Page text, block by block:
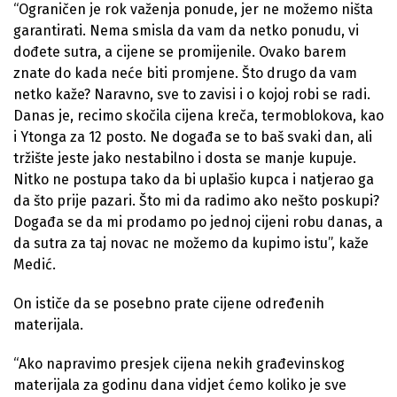
“Ograničen je rok važenja ponude, jer ne možemo ništa
garantirati. Nema smisla da vam da netko ponudu, vi
dođete sutra, a cijene se promijenile. Ovako barem
znate do kada neće biti promjene. Što drugo da vam
netko kaže? Naravno, sve to zavisi i o kojoj robi se radi.
Danas je, recimo skočila cijena kreča, termoblokova, kao
i Ytonga za 12 posto. Ne događa se to baš svaki dan, ali
tržište jeste jako nestabilno i dosta se manje kupuje.
Nitko ne postupa tako da bi uplašio kupca i natjerao ga
da što prije pazari. Što mi da radimo ako nešto poskupi?
Događa se da mi prodamo po jednoj cijeni robu danas, a
da sutra za taj novac ne možemo da kupimo istu”, kaže
Medić.
On ističe da se posebno prate cijene određenih
materijala.
“Ako napravimo presjek cijena nekih građevinskog
materijala za godinu dana vidjet ćemo koliko je sve